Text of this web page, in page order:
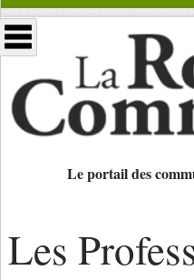
Le portail des
Les